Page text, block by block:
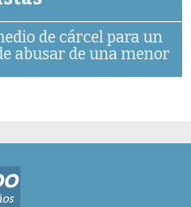
de cárcel para un
abusar de una menor